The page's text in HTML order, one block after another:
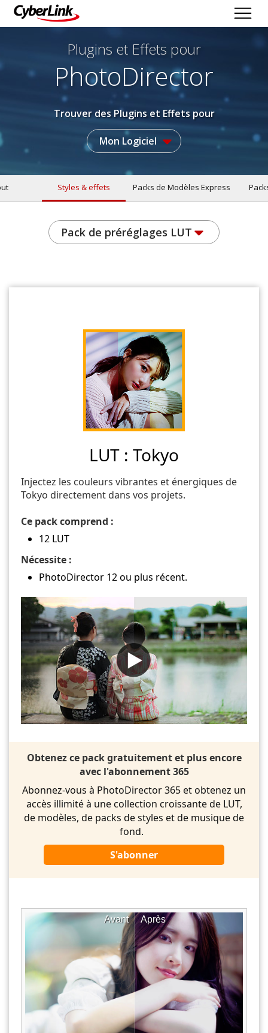
Plugins et Effets pour
PhotoDirector
Trouver des Plugins et Effets pour
Mon Logiciel
Styles & effets Packs de Modèles Express
Pack de préréglages LUT
LUT : Tokyo
Injectez les couleurs vibrantes et énergiques de
Tokyo directement dans vos projets.
Ce pack comprend :
12 LUT
Nécessite :
PhotoDirector 12 ou plus récent.
Obtenez ce pack gratuitement et plus encore
avec l'abonnement 365
Abonnez-vous à PhotoDirector 365 et obtenez un
accès illimité à une collection croissante de LUT,
de modèles, de packs de styles et de musique de
fond.
S'abonner
Après
Avant